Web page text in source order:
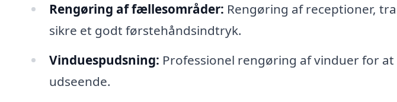
Rengøring af fællesområder: Rengøring af receptioner,
sikre et godt førstehåndsindtryk.
Vinduespudsning: Professionel rengøring af vinduer for
udseende.